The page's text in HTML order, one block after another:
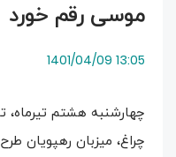
موسی رقم خورد
13:05 1401/04/09
چهارشنبه هشتم تیرماه،
چراغ، میزبان رهپویان